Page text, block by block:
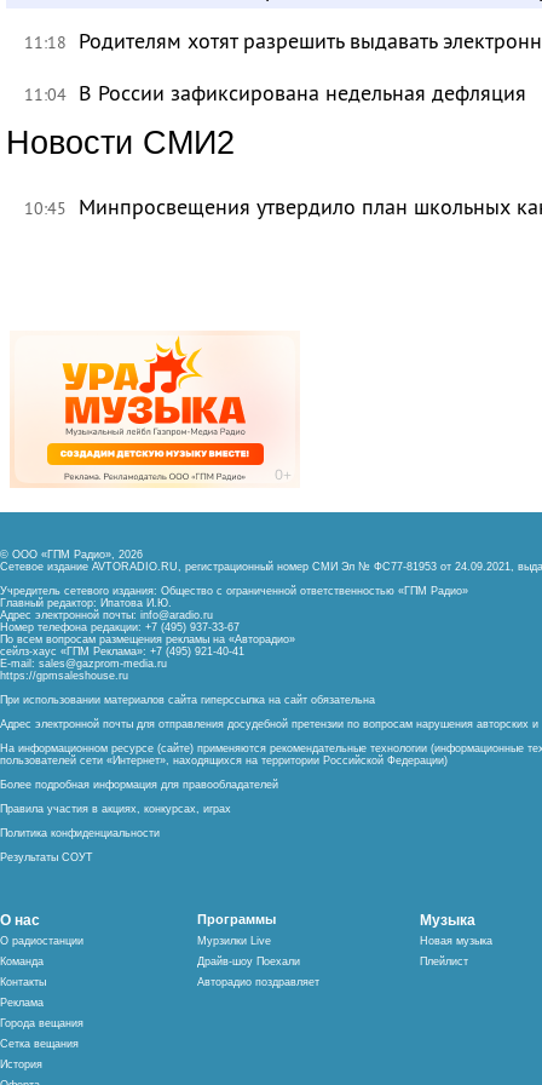
11:18 Родителям хотят разрешить выдавать
11:04 В России зафиксирована недельная дефляция
Новости СМИ2
10:45 Минпросвещения утвердило план школьных
© ООО «ГПМ Радио», 2026
Сетевое издание AVTORADIO.RU, регистрационный номер СМИ Эл № ФС77-81953 от 24.09.2021,
Учредитель сетевого издания: Общество с ограниченной ответственностью «ГПМ Радио»
Главный редактор: Ипатова И.Ю.
Адрес электронной почты: info@aradio.ru
Номер телефона редакции: +7 (495) 937-33-67
По всем вопросам размещения рекламы на «Авторадио»
сейлз-хаус «ГПМ Реклама»: +7 (495) 921-40-41
E-mail: sales@gazprom-media.ru
https://gpmsaleshouse.ru
При использовании материалов сайта гиперссылка на сайт обязательна
Адрес электронной почты для отправления досудебной претензии по вопросам нарушения авторских
На информационном ресурсе (сайте) применяются рекомендательные технологии (информационные
пользователей сети «Интернет», находящихся на территории Российской Федерации)
Более подробная информация для правообладателей
Правила участия в акциях, конкурсах, играх
Политика конфиденциальности
Результаты СОУТ
О нас
О радиостанции
Команда
Контакты
Реклама
Города вещания
Сетка вещания
История
Программы
Мурзилки Live
Драйв-шоу Поехали
Авторадио поздравляет
Музыка
Новая музыка
Плейлист